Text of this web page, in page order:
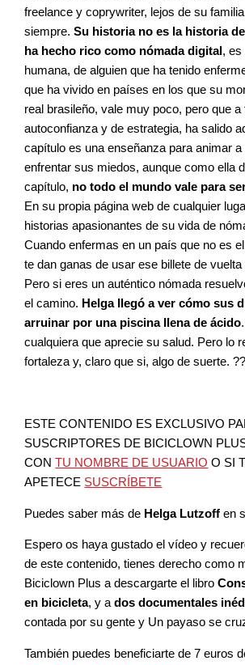
freelance y coprywriter, lejos de su
siempre.Su historia no es la historia
ha hecho rico como nómada digital , es
humana, de alguien que ha tenido
que ha vivido en países en los que su
real brasileño, vale muy poco, pero que a
autoconfianza y de estrategia, ha salido
capítulo es una enseñanza para animar a
enfrentar sus miedos, aunque como ella
capítulo, no todo el mundo vale para
En su propia página web de cualquier
historias apasionantes de su vida de
Cuando enfermas en un país que no es
te dan ganas de usar ese billete de
Pero si eres un auténtico nómada
el camino. Helga llegó a ver cómo sus
arruinar por una piscina llena de ácido
cualquiera que aprecie su salud. Pero lo
fortaleza y, claro que si, algo de suerte.
ESTE CONTENIDO ES EXCLUSIVO
SUSCRIPTORES DE BICICLOWN
CONTU NOMBRE DE USUARIO O SI
APETECE SUSCRÍBETE
Puedes saber más de Helga Lutzoff en
Espero os haya gustado el vídeo y
de este contenido, tienes derecho como
Biciclown Plus a descargarte el libro
en bicicleta, y ados documentales
contada por su gente y Un payaso se
También puedes beneficiarte de 7 euros